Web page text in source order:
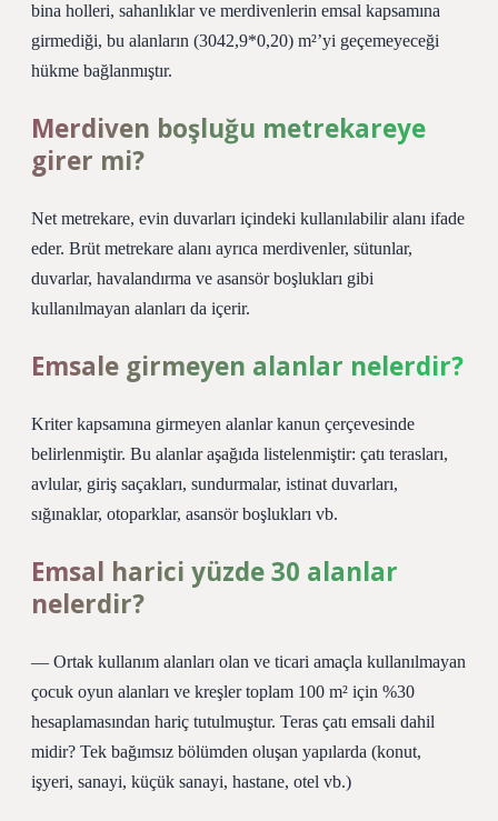
bina holleri, sahanlıklar ve merdivenlerin emsal kapsamına
girmediği, bu alanların (3042,9*0,20) m²’yi geçemeyeceği
hükme bağlanmıştır.
Merdiven boşluğu metrekareye
girer mi?
Net metrekare, evin duvarları içindeki kullanılabilir alanı ifade
eder. Brüt metrekare alanı ayrıca merdivenler, sütunlar,
duvarlar, havalandırma ve asansör boşlukları gibi
kullanılmayan alanları da içerir.
Emsale girmeyen alanlar nelerdir?
Kriter kapsamına girmeyen alanlar kanun çerçevesinde
belirlenmiştir. Bu alanlar aşağıda listelenmiştir: çatı terasları,
avlular, giriş saçakları, sundurmalar, istinat duvarları,
sığınaklar, otoparklar, asansör boşlukları vb.
Emsal harici yüzde 30 alanlar
nelerdir?
— Ortak kullanım alanları olan ve ticari amaçla kullanılmayan
çocuk oyun alanları ve kreşler toplam 100 m² için %30
hesaplamasından hariç tutulmuştur. Teras çatı emsali dahil
midir? Tek bağımsız bölümden oluşan yapılarda (konut,
işyeri, sanayi, küçük sanayi, hastane, otel vb.)